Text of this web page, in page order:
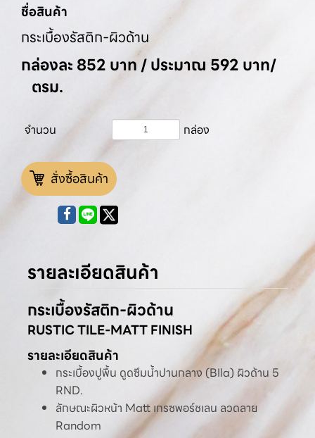
ชื่อสินค้า
กระเบื้องรัสติก-ผิวด้าน
กล่องละ 852 บาท / ประมาณ 592 บาท/
ตรม.
จำนวน กล่อง
สั่งซื้อสินค้า
รายละเอียดสินค้า
กระเบื้องรัสติก-ผิวด้าน
RUSTIC TILE-MATT FINISH
รายละเอียดสินค้า
กระเบื้องปูพื้น ดูดซึมน้ำปานกลาง (BIla) ผิวด้าน 5
RND.
ลักษณะผิวหน้า Matt เกรซพอร์ชเลน ลวดลาย
Random